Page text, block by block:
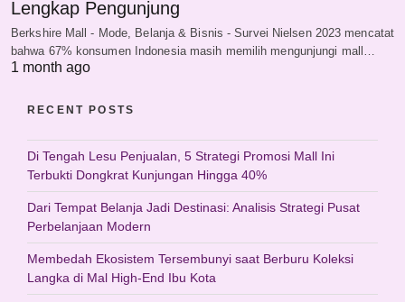
Lengkap Pengunjung
Berkshire Mall - Mode, Belanja & Bisnis - Survei Nielsen 2023 mencatat
bahwa 67% konsumen Indonesia masih memilih mengunjungi mall…
1 month ago
RECENT POSTS
Di Tengah Lesu Penjualan, 5 Strategi Promosi Mall Ini
Terbukti Dongkrat Kunjungan Hingga 40%
Dari Tempat Belanja Jadi Destinasi: Analisis Strategi Pusat
Perbelanjaan Modern
Membedah Ekosistem Tersembunyi saat Berburu Koleksi
Langka di Mal High-End Ibu Kota